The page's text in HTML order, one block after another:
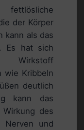
der Körper
kann als das
Es hat sich
wie Kribbeln
deutlich
kann das
des
Nerven und